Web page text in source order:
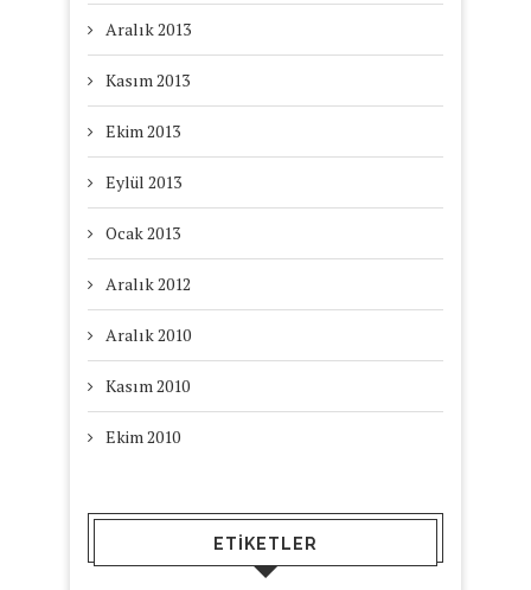
Aralık 2013
Kasım 2013
Ekim 2013
Eylül 2013
Ocak 2013
Aralık 2012
Aralık 2010
Kasım 2010
Ekim 2010
ETIKETLER